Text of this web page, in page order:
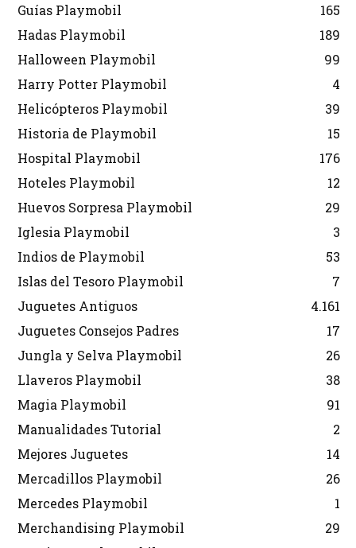
Guías Playmobil
165
Hadas Playmobil
189
Halloween Playmobil
99
Harry Potter Playmobil
4
Helicópteros Playmobil
39
Historia de Playmobil
15
Hospital Playmobil
176
Hoteles Playmobil
12
Huevos Sorpresa Playmobil
29
Iglesia Playmobil
3
Indios de Playmobil
53
Islas del Tesoro Playmobil
7
Juguetes Antiguos
4.161
Juguetes Consejos Padres
17
Jungla y Selva Playmobil
26
Llaveros Playmobil
38
Magia Playmobil
91
Manualidades Tutorial
2
Mejores Juguetes
14
Mercadillos Playmobil
26
Mercedes Playmobil
1
Merchandising Playmobil
29